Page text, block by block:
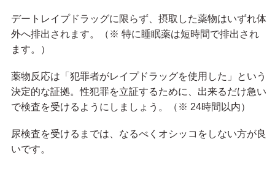
デートレイプドラッグに限らず、摂取した薬物はいずれ体
外へ排出されます。（※ 特に睡眠薬は短時間で排出され
ます。）
薬物反応は「犯罪者がレイプドラッグを使用した」という
決定的な証拠。性犯罪を立証するために、出来るだけ急い
で検査を受けるようにしましょう。（※ 24時間以内）
尿検査を受けるまでは、なるべくオシッコをしない方が良
いです。